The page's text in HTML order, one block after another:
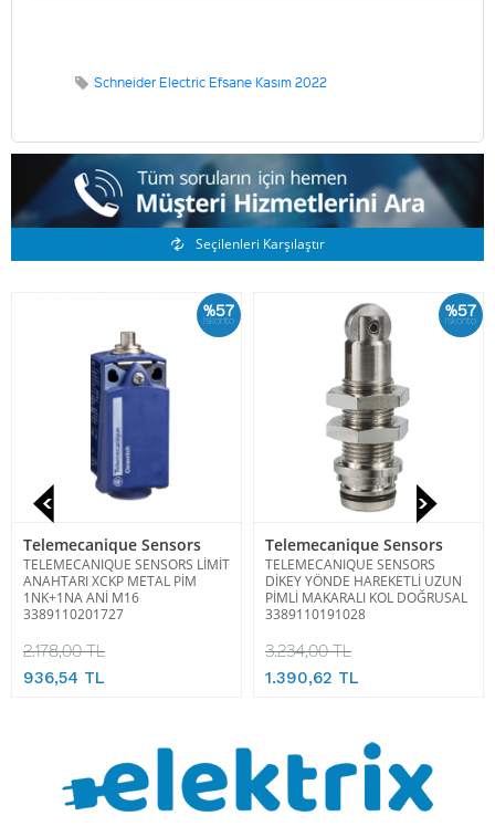
Schneider Electric Efsane Kasım 2022
Benzer Ürünler
Seçilenleri Karşılaştır
%57
İskonto
Telemecanique Sensors
TELEMECANIQUE SENSORS LİMİT
ANAHTARI XCKP METAL PİM
1NK+1NA ANİ M16
3389110201727
2.178,00 TL
936,54 TL
%57
İskonto
Telemecanique Sensors
TELEMECANIQUE SENSORS
DİKEY YÖNDE HAREKETLİ UZUN
PİMLİ MAKARALI KOL DOĞRUSAL
3389110191028
3.234,00 TL
1.390,62 TL